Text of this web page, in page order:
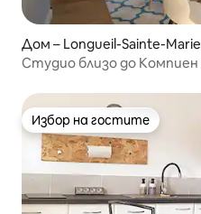
Дом – Longueil-Sainte-Marie
Студио близо до Компиен
Избор на гостите
Избор на гостите